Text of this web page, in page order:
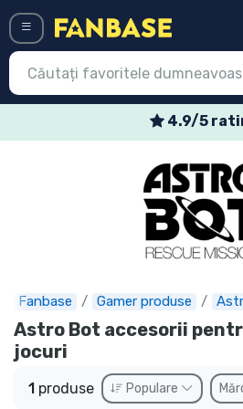
4.9/5
Fanbase Gamer produse
Astro Bot accesorii
jocuri
1 produse Populare
Conectați-vă
Expres
Precomenzi
Outlet produse